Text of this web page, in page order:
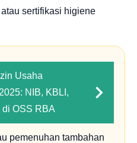
sertifikasi higiene
Usaha
NIB, KBLI,
OSS RBA
pemenuhan tambahan